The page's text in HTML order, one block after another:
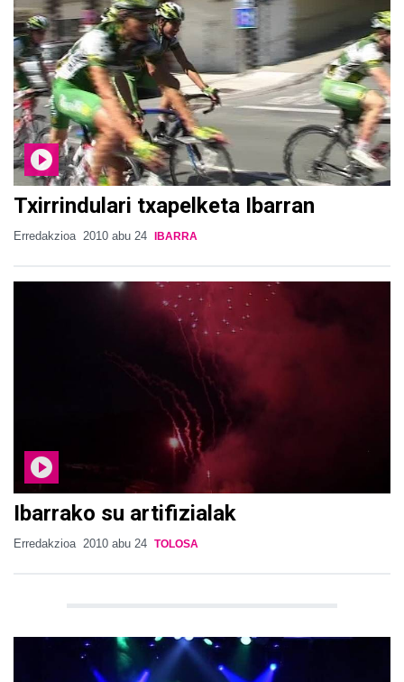
Txirrindulari txapelketa Ibarran
Erredakzioa 2010 abu 24 IBARRA
Ibarrako su artifizialak
Erredakzioa 2010 abu 24 TOLOSA